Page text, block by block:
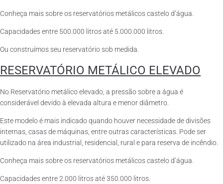
Conheça mais sobre os reservatórios metálicos castelo d’água.
Capacidades entre 500.000 litros até 5.000.000 litros.
Ou construímos seu reservatório sob medida.
RESERVATÓRIO METÁLICO ELEVADO
No Reservatório metálico elevado, a pressão sobre a água é
considerável devido à elevada altura e menor diâmetro.
Este modelo é mais indicado quando houver necessidade de divisões
internas, casas de máquinas, entre outras características. Pode ser
utilizado na área industrial, residencial, rural e para reserva de incêndio.
Conheça mais sobre os reservatórios metálicos castelo d’água.
Capacidades entre 2.000 litros até 350.000 litros.